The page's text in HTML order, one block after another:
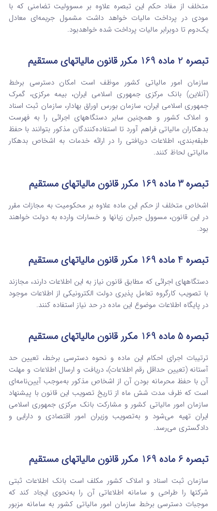
متخلف از مفاد حکم این تبصره علاوه بر مسوولیت تضامنی که با
مودی در پرداخت مالیات خواهد داشت مشمول جریمه‌ای معادل
یک‌دوم تا دوبرابر مالیات پرداخت شده خواهدبود.
تبصره 2 ماده 169 مکرر قانون مالیاتهای مستقیم
سازمان امور مالیاتی کشور موظف است امکان دسترسی برخط
(آنلاین) بانک مرکزی جمهوری اسلامی ایران، بیمه مرکزی، گمرک
جمهوری اسلامی ایران، سازمان بورس اوراق بهادار، سازمان ثبت اسناد
و املاک کشور و همچنین سایر دستگاههای اجرائی را به فهرست
بدهکاران مالیاتی فراهم آورد تا استفاده‌کنندگان مذکور بتوانند با حفظ
طبقه‌بندی، اطلاعات دریافتی را در ارائه خدمات به اشخاص بدهکار
مالیاتی لحاظ کنند.
تبصره 3 ماده 169 مکرر قانون مالیاتهای مستقیم
اشخاص متخلف از حکم این ماده علاوه بر محکومیت به مجازات مقرر
در این قانون، مسوول جبران زیانها و خسارات وارده به دولت خواهند
بود.
تبصره 4 ماده 169 مکرر قانون مالیاتهای مستقیم
دستگاههای اجرائی که مطابق قانون نیاز به این اطلاعات دارند، مجازند
با تصویب کارگروه تعامل پذیری دولت الکترونیکی از اطلاعات موجود
در پایگاه اطلاعات موضوع این ماده در حد نیاز استفاده کنند.
تبصره 5 ماده 169 مکرر قانون مالیاتهای مستقیم
ترتیبات اجرای احکام این ماده و نحوه دسترسی برخط، تعیین حد
آستانه (تعیین حداقل رقم اطلاعات)، دریافت و ارسال اطلاعات و مهلت
آن با حفظ محرمانه بودن آن از اشخاص مذکور به‌موجب آیین‌نامه‌ای
است که ظرف مدت شش ماه از تاریخ تصویب این قانون با پیشنهاد
سازمان امور مالیاتی کشور و مشارکت بانک مرکزی جمهوری اسلامی
ایران تهیه می‌شود و به‌تصویب وزیران امور اقتصادی و دارایی و
دادگستری می‌رسد.
تبصره 6 ماده 169 مکرر قانون مالیاتهای مستقیم
سازمان ثبت اسناد و املاک کشور مکلف است بانک اطلاعات ثبتی
شرکتها را طراحی و سامانه اطلاعاتی آن را به‌نحوی ایجاد کند که
موجبات دسترسی برخط سازمان امور مالیاتی کشور به سامانه مزبور